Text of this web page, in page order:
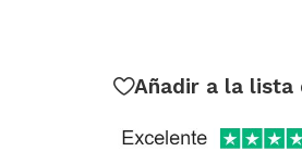
Añadir a la lista